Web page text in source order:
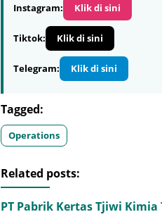
Instagram:
Klik di sini
Tiktok: Klik di sini
Telegram: Klik di sini
Tagged:
Operations
Related posts:
PT Pabrik Kertas Tjiwi Kimia